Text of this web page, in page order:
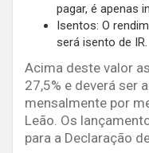
pagar, é apenas
Isentos: O
será isento de IR.
Acima deste valor
27,5% e deverá ser
mensalmente por
Leão. Os
para a Declaração